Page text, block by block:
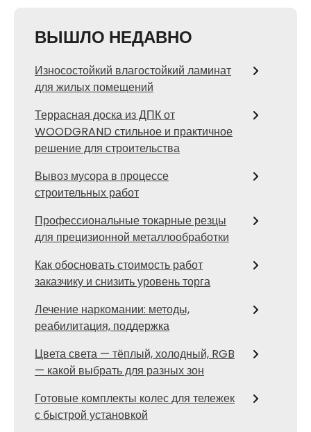
ВЫШЛО НЕДАВНО
Износостойкий влагостойкий ламинат
для жилых помещений
Террасная доска из ДПК от
WOODGRAND стильное и практичное
решение для строительства
Вывоз мусора в процессе
строительных работ
Профессиональные токарные резцы
для прецизионной металлообработки
Как обосновать стоимость работ
заказчику и снизить уровень торга
Лечение наркомании: методы,
реабилитация, поддержка
Цвета света — тёплый, холодный, RGB
— какой выбрать для разных зон
Готовые комплекты колес для тележек
с быстрой установкой